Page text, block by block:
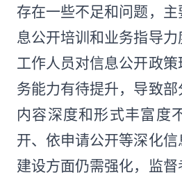
存在一些不足和问题，
息公开培训和业务指导
工作人员对信息公开政
务能力有待提升，导致
内容深度和形式丰富度
开、依申请公开等深化信
建设方面仍需强化，监